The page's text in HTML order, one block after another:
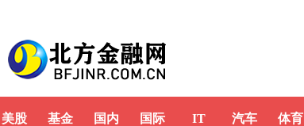
美股 基金 国内 国际 IT 汽车 体育